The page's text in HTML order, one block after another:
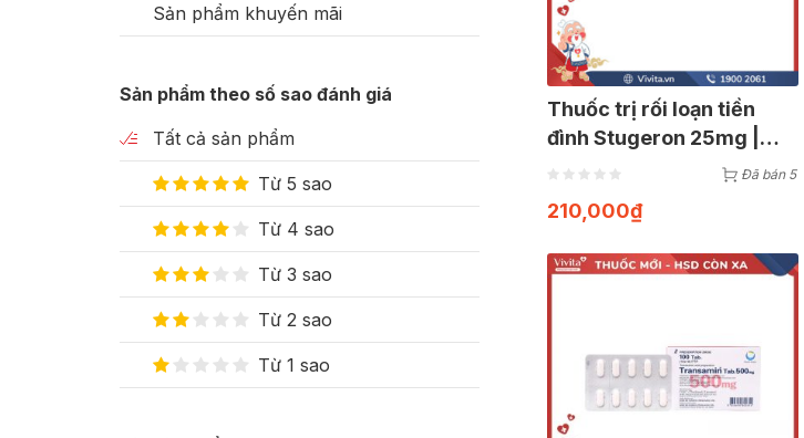
Sản phẩm khuyến mãi
Sản phẩm theo số sao đánh giá
Tất cả sản phẩm
Từ 5 sao
Từ 4 sao
Từ 3 sao
Từ 2 sao
Từ 1 sao
Thuốc trị rối loạn tiền
đình Stugeron 25mg |
Hộp 250 viên
Đã bán 5
210,000₫